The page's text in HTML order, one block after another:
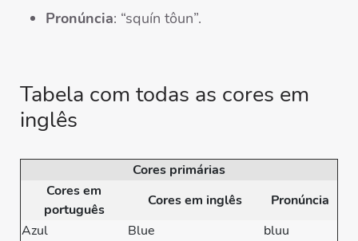
Pronúncia: “squín tôun”.
Tabela com todas as cores em
inglês
Cores primárias
Cores em
português
Cores em inglês
Pronúncia
Azul
Blue
bluu